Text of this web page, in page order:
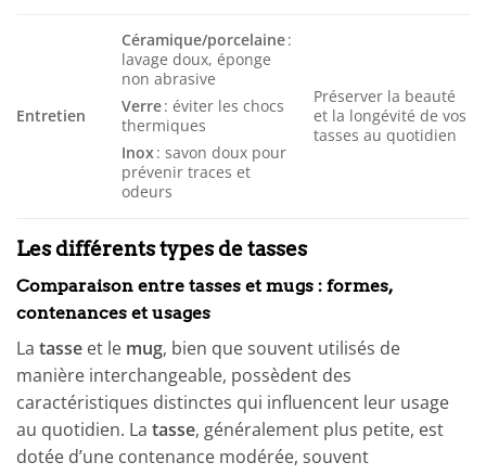
Entretien
Céramique/porcelaine:
lavage doux, éponge
non abrasive
Verre: éviter les chocs
thermiques
Inox: savon doux pour
prévenir traces et
odeurs
Préserver la beauté
et la longévité de vos
tasses au quotidien
Les différents types de tasses
Comparaison entre tasses et mugs : formes,
contenances et usages
La tasse et le mug, bien que souvent utilisés de
manière interchangeable, possèdent des
caractéristiques distinctes qui influencent leur usage
au quotidien. La tasse, généralement plus petite, est
dotée d’une contenance modérée, souvent